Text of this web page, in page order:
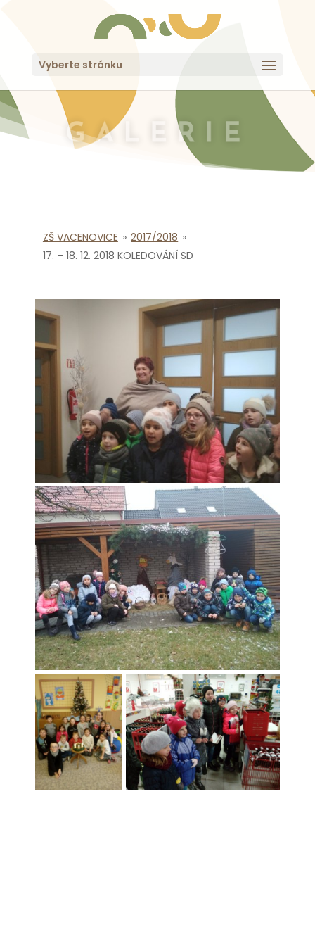
Vyberte stránku
GALERIE
ZŠ VACENOVICE » 2017/2018 »
17. – 18. 12. 2018 KOLEDOVÁNÍ SD